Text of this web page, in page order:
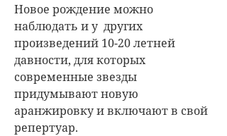
Новое рождение можно
наблюдать и у других
произведений 10-20 летней
давности, для которых
современные звезды
придумывают новую
аранжировку и включают в свой
репертуар.